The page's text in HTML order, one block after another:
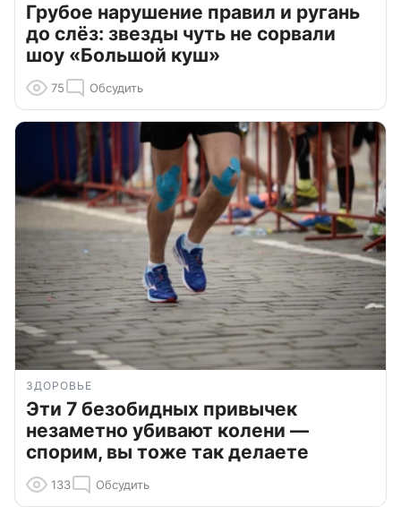
Грубое нарушение правил и ругань
до слёз: звезды чуть не сорвали
шоу «Большой куш»
75 Обсудить
ЗДОРОВЬЕ
Эти 7 безобидных привычек
незаметно убивают колени —
спорим, вы тоже так делаете
133 Обсудить